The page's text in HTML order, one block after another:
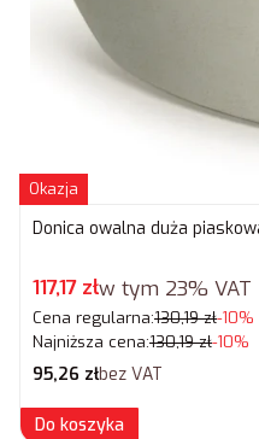
Okazja
Donica owalna duża
Cena promocyjna brutto
117,17 złw tym 23% VAT
Cena regularna:130,19 zł-10%
Najniższa cena:130,19 zł-10%
Cena netto
95,26 złbez VAT
Do koszyka